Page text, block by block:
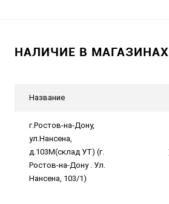
НАЛИЧИЕ В МАГАЗИНАХ
Название
г.Ростов-на-Дону,
ул.Нансена,
д.103М(склад УТ) (г.
Ростов-на-Дону . Ул.
Нансена, 103/1)